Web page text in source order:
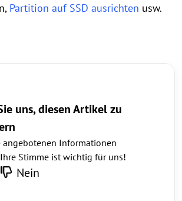
Partition auf SSD ausrichten usw.
uns, diesen Artikel zu
angebotenen Informationen
Stimme ist wichtig für uns!
Nein